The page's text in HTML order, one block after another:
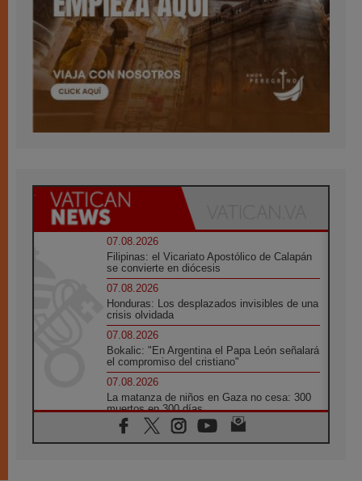
07.08.2026
Filipinas: el Vicariato Apostólico de Calapán
se convierte en diócesis
07.08.2026
Honduras: Los desplazados invisibles de una
crisis olvidada
07.08.2026
Bokalic: "En Argentina el Papa León señalará
el compromiso del cristiano"
07.08.2026
La matanza de niños en Gaza no cesa: 300
muertos en 300 días
07.08.2026
Tagle: La guerra desfigura el mundo, solo la